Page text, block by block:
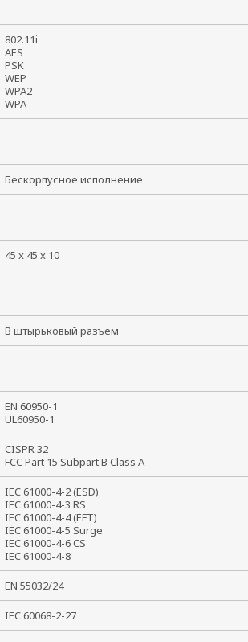
802.11i
AES
PSK
WEP
WPA2
WPA
Бескорпусное исполнение
45 x 45 x 10
В штырьковый разъем
EN 60950-1
UL60950-1
CISPR 32
FCC Part 15 Subpart B Class A
IEC 61000-4-2 (ESD)
IEC 61000-4-3 RS
IEC 61000-4-4 (EFT)
IEC 61000-4-5 Surge
IEC 61000-4-6 CS
IEC 61000-4-8
EN 55032/24
IEC 60068-2-27